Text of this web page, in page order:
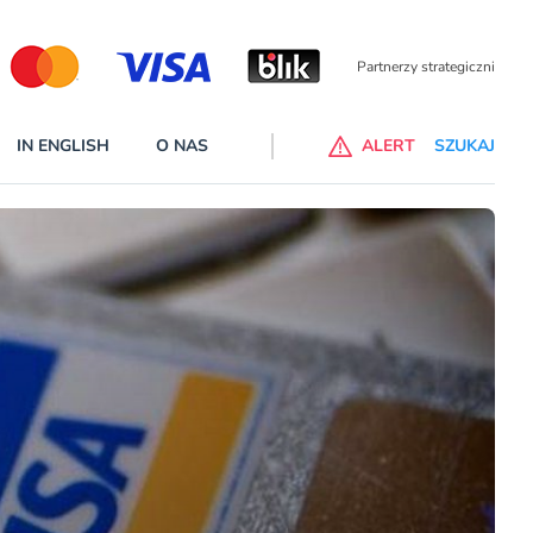
Partnerzy wspierający
do ChataGPT Go dla klientów Revoluta. Nowy benefit we
– Standard i Plus – z usługi będzie można korzsytać za
IN ENGLISH O NAS ALERT SZUKAJ